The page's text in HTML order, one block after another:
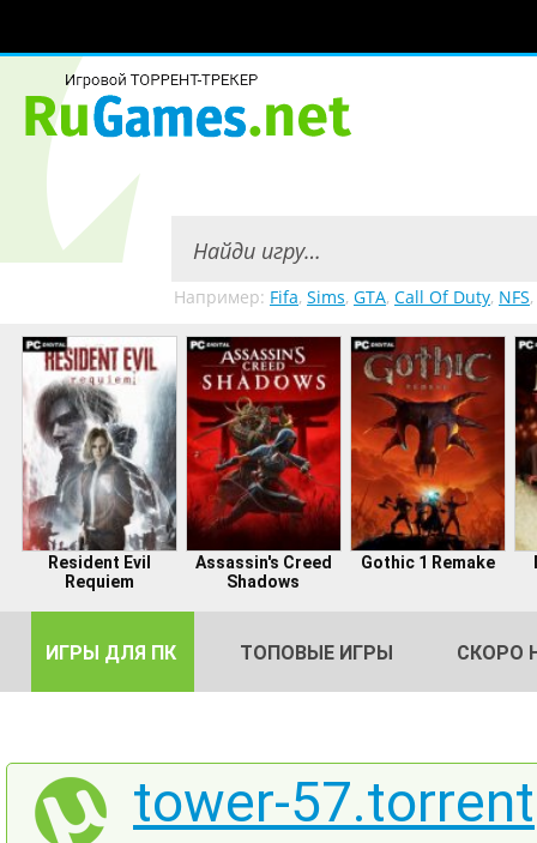
Например: Fifa, Sims, GTA, Call Of Duty, NFS,
Resident Evil
Requiem
Assassin's Creed
Shadows
Gothic 1 Remake
ИГРЫ ДЛЯ ПК ТОПОВЫЕ ИГРЫ СКОРО
tower-57.torrent